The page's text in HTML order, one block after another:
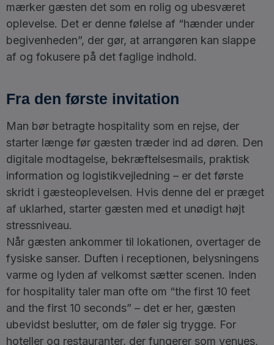
mærker gæsten det som en rolig og ubesværet
oplevelse. Det er denne følelse af “hænder under
begivenheden”, der gør, at arrangøren kan slappe
af og fokusere på det faglige indhold.
Fra den første invitation
Man bør betragte hospitality som en rejse, der
starter længe før gæsten træder ind ad døren. Den
digitale modtagelse, bekræftelsesmails, praktisk
information og logistikvejledning – er det første
skridt i gæsteoplevelsen. Hvis denne del er præget
af uklarhed, starter gæsten med et unødigt højt
stressniveau.
Når gæsten ankommer til lokationen, overtager de
fysiske sanser. Duften i receptionen, belysningens
varme og lyden af velkomst sætter scenen. Inden
for hospitality taler man ofte om “the first 10 feet
and the first 10 seconds” – det er her, gæsten
ubevidst beslutter, om de føler sig trygge. For
hoteller og restauranter, der fungerer som venues,